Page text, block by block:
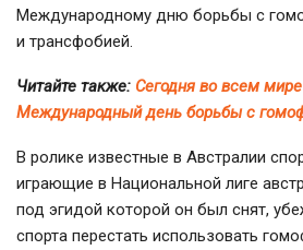
Международному дню борьбы с
и трансфобией.
Читайте также: Сегодня во всем
Международный день борьбы с
В ролике известные в Австралии
играющие в Национальной лиге
под эгидой которой он был снят,
спорта перестать использовать